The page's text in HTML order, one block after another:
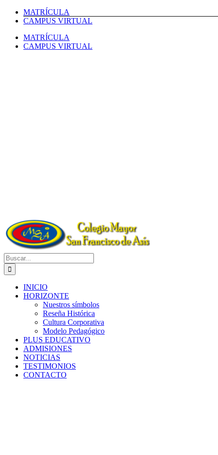
Saltar
MATRÍCULA
CAMPUS VIRTUAL
MATRÍCULA
CAMPUS VIRTUAL
Buscar:
INICIO
HORIZONTE
Nuestros símbolos
Reseña Histórica
Cultura Corporativa
Modelo Pedagógico
PLUS EDUCATIVO
ADMISIONES
NOTICIAS
TESTIMONIOS
CONTACTO